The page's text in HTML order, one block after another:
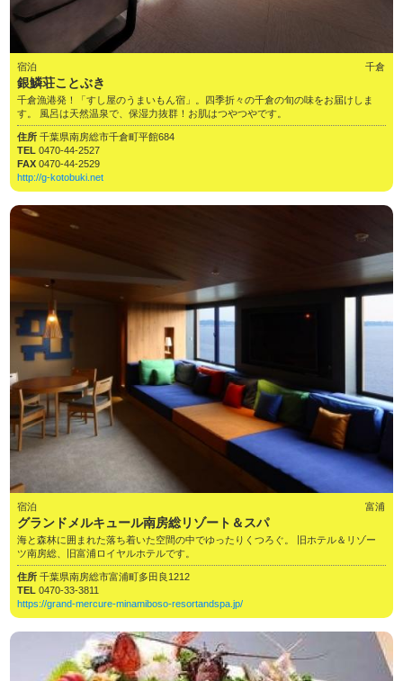
宿泊 千倉
銀鱗荘ことぶき
千倉漁港発！「すし屋のうまいもん宿」。四季折々の千倉の旬の味をお届けしま
す。 風呂は天然温泉で、保湿力抜群！お肌はつやつやです。
住所千葉県南房総市千倉町平館684
TEL0470-44-2527
FAX0470-44-2529
http://g-kotobuki.net
宿泊 富浦
グランドメルキュール南房総リゾート＆スパ
海と森林に囲まれた落ち着いた空間の中でゆったりくつろぐ。 旧ホテル＆リゾー
ツ南房総、旧富浦ロイヤルホテルです。
住所千葉県南房総市富浦町多田良1212
TEL0470-33-3811
https://grand-mercure-minamiboso-resortandspa.jp/